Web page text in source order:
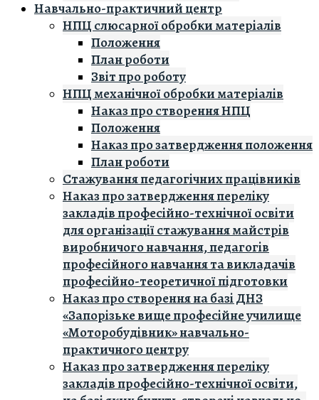
Навчально-практичний центр
НПЦ слюсарної обробки матеріалів
Положення
План роботи
Звіт про роботу
НПЦ механічної обробки матеріалів
Наказ про створення НПЦ
Положення
Наказ про затвердження положення
План роботи
Стажування педагогічних працівників
Наказ про затвердження переліку
закладів професійно-технічної освіти
для організації стажування майстрів
виробничого навчання, педагогів
професійного навчання та викладачів
професійно-теоретичної підготовки
Наказ про створення на базі ДНЗ
«Запорізьке вище професійне училище
«Моторобудівник» навчально-
практичного центру
Наказ про затвердження переліку
закладів професійно-технічної освіти,